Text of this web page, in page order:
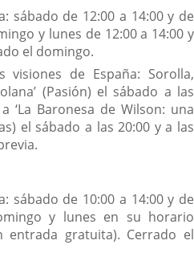
sábado de 12:00 a 14:00 y de
y lunes de 12:00 a 14:00 y
el domingo.
visiones de España: Sorolla,
(Pasión) el sábado a las
‘La Baronesa de Wilson: una
el sábado a las 20:00 y a las
sábado de 10:00 a 14:00 y de
y lunes en su horario
entrada gratuita). Cerrado el